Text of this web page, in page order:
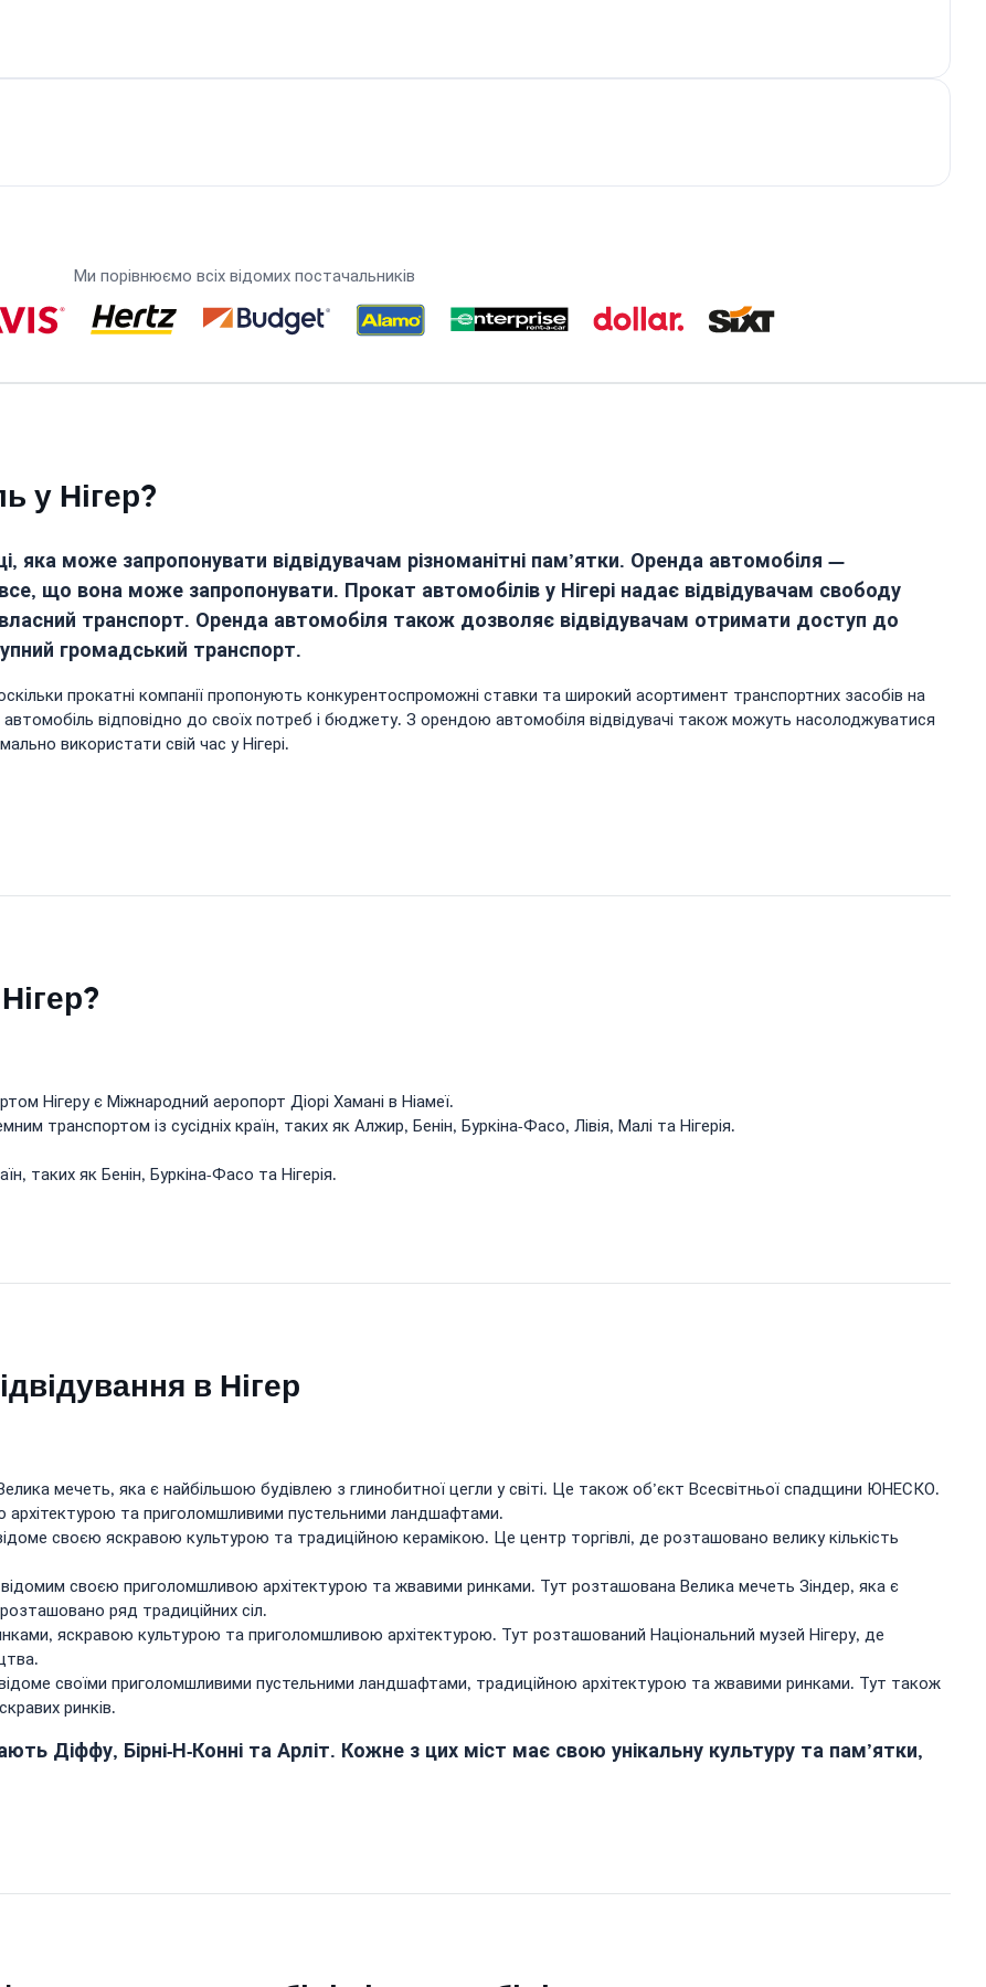
Ми порівнюємо всіх відомих постачальників
у Нігер?
яка може запропонувати відвідувачам різноманітні пам’ятки. Оренда автомобіля —
що вона може запропонувати. Прокат автомобілів у Нігері надає відвідувачам свободу
транспорт. Оренда автомобіля також дозволяє відвідувачам отримати доступ до
громадський транспорт.
прокатні компанії пропонують конкурентоспроможні ставки та широкий асортимент транспортних засобів на
відповідно до своїх потреб і бюджету. З орендою автомобіля відвідувачі також можуть насолоджуватися
використати свій час у Нігері.
Нігеру є Міжнародний аеропорт Діорі Хамані в Ніамеї.
транспортом із сусідніх країн, таких як Алжир, Бенін, Буркіна-Фасо, Лівія, Малі та Нігерія.
таких як Бенін, Буркіна-Фасо та Нігерія.
в Нігер
мечеть, яка є найбільшою будівлею з глинобитної цегли у світі. Це також об’єкт Всесвітньої спадщини ЮНЕСКО.
архітектурою та приголомшливими пустельними ландшафтами.
своєю яскравою культурою та традиційною керамікою. Це центр торгівлі, де розташовано велику кількість
відомим своєю приголомшливою архітектурою та жвавими ринками. Тут розташована Велика мечеть Зіндер, яка є
ряд традиційних сіл.
яскравою культурою та приголомшливою архітектурою. Тут розташований Національний музей Нігеру, де
своїми приголомшливими пустельними ландшафтами, традиційною архітектурою та жвавими ринками. Тут також
ринків.
Діффу, Бірні-Н-Конні та Арліт. Кожне з цих міст має свою унікальну культуру та пам’ятки,